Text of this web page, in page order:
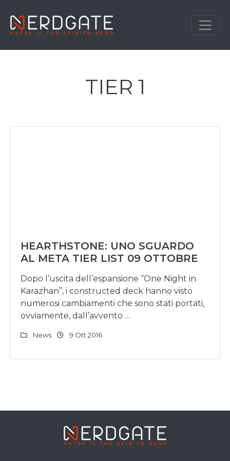
TIER 1
HEARTHSTONE: UNO SGUARDO
AL META TIER LIST 09 OTTOBRE
Dopo l’uscita dell’espansione “One Night in
Karazhan”, i constructed deck hanno visto
numerosi cambiamenti che sono stati portati,
ovviamente, dall’avvento …
News 9 Ott 2016